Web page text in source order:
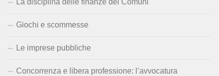
La disciplina delle finanze dei Comuni
Giochi e scommesse
Le imprese pubbliche
Concorrenza e libera professione: l’avvocatura